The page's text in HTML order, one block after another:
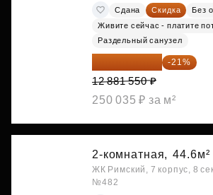
Сдана Скидка
Без
Живите сейчас - платите
Раздельный санузел
10 176 425 ₽ -21%
12 881 550 ₽
250 035 ₽ за м²
2-комнатная, 44.6м²
ЖК Римский, 7 корпус, 8
№482